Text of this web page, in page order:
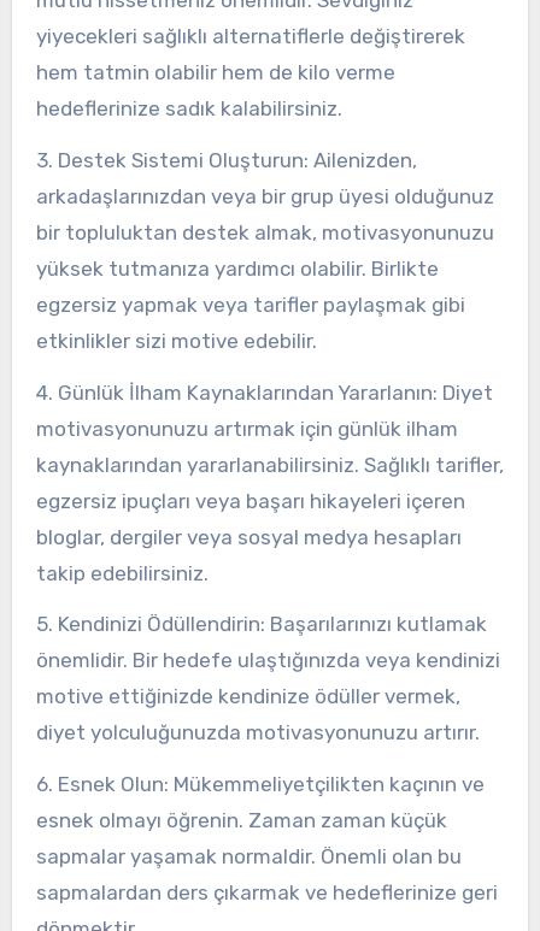
yiyecekleri sağlıklı alternatiflerle değiştirerek
hem tatmin olabilir hem de kilo verme
hedeflerinize sadık kalabilirsiniz.
3. Destek Sistemi Oluşturun: Ailenizden,
arkadaşlarınızdan veya bir grup üyesi olduğunuz
bir topluluktan destek almak, motivasyonunuzu
yüksek tutmanıza yardımcı olabilir. Birlikte
egzersiz yapmak veya tarifler paylaşmak gibi
etkinlikler sizi motive edebilir.
4. Günlük İlham Kaynaklarından Yararlanın: Diyet
motivasyonunuzu artırmak için günlük ilham
kaynaklarından yararlanabilirsiniz. Sağlıklı tarifler,
egzersiz ipuçları veya başarı hikayeleri içeren
bloglar, dergiler veya sosyal medya hesapları
takip edebilirsiniz.
5. Kendinizi Ödüllendirin: Başarılarınızı kutlamak
önemlidir. Bir hedefe ulaştığınızda veya kendinizi
motive ettiğinizde kendinize ödüller vermek,
diyet yolculuğunuzda motivasyonunuzu artırır.
6. Esnek Olun: Mükemmeliyetçilikten kaçının ve
esnek olmayı öğrenin. Zaman zaman küçük
sapmalar yaşamak normaldir. Önemli olan bu
sapmalardan ders çıkarmak ve hedeflerinize geri